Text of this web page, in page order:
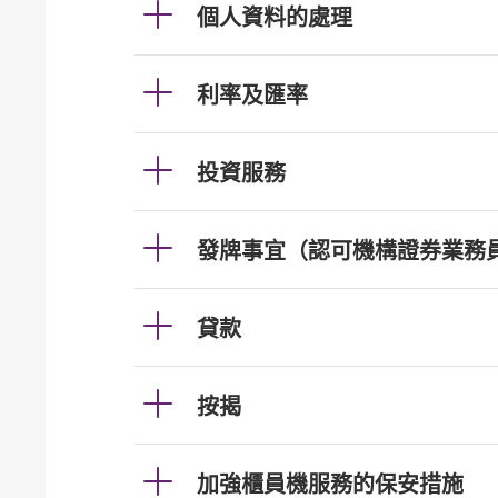
個人資料的處理
利率及匯率
投資服務
發牌事宜（認可機構證券業務
貸款
按揭
加強櫃員機服務的保安措施